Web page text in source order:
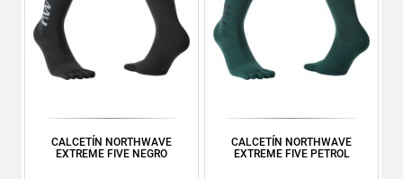
CALCETÍN NORTHWAVE
EXTREME FIVE NEGRO
CALCETÍN NORTHWAVE
EXTREME FIVE PETROL